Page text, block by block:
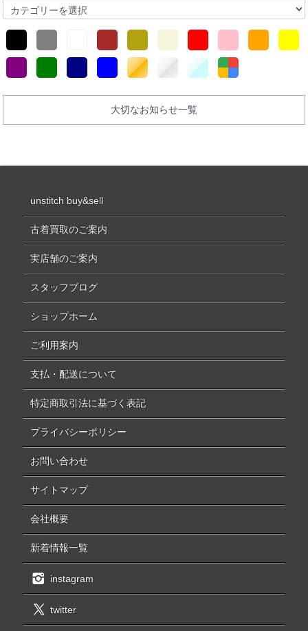
大切なお知らせ一覧
unstitch buy&sell
古着買取のご案内
実店舗のご案内
スタッフブログ
ショップホーム
ご利用案内
支払・配送について
特定商取引法に基づく表記
プライバシーポリシー
お問い合わせ
サイトマップ
会社概要
新着情報一覧
instagram
twitter